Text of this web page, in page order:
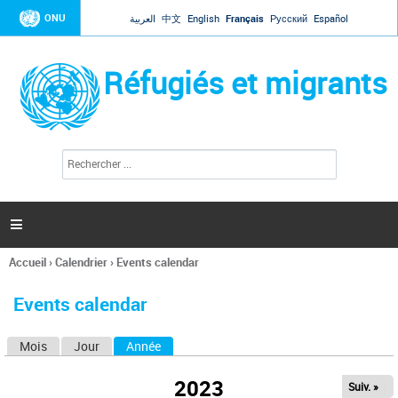
Jump to navigation
ONU العربية 中文 English Français Русский Español
Réfugiés et migrants
l
c
h
e

Vous
ici
Accueil›Calendrier› Events calendar
Events calendar
Mois Jour Année
2023 Suiv. »